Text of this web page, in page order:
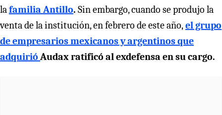
lafamilia Antillo. Sin embargo, cuando se produjo la
venta de la institución, en febrero de este año,el grupo
de empresarios mexicanos y argentinos que
adquirió Audax ratificó al exdefensa en su cargo.